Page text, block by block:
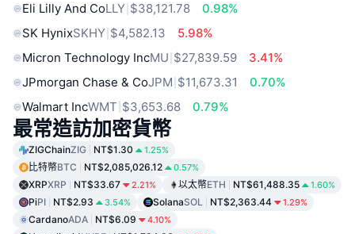
Eli Lilly And CoLLY $38,121.78
0.98%
SK HynixSKHY $4,582.13
5.98%
Micron Technology IncMU $27,839.59
3.41%
JPmorgan Chase & CoJPM $11,673.31
0.70%
Walmart IncWMT $3,653.68 0.79%
最常造訪加密貨幣
ZIGChainZIG NT$1.30 1.25%
比特幣BTC NT$2,085,026.12 0.57%
XRPXRP NT$33.67 2.21% 以太幣ETH NT$61,488.35 1.60%
PiPI NT$2.93 3.54% SolanaSOL NT$2,363.44 1.29%
CardanoADA NT$6.09 4.10%